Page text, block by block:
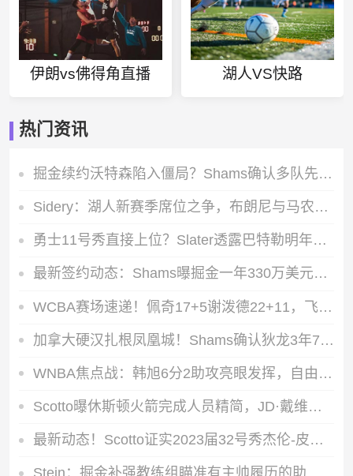
伊朗vs佛得角直播 湖人VS快路
热门资讯
掘金续约沃特森陷入僵局？Shams确认多队先签后换谈判仍在进行
Sidery：湖人新赛季席位之争，布朗尼与马农的最后一个轮换名额对决
勇士11号秀直接上位？Slater透露巴特勒明年2月复出，伦德伯格获重点培养
最新签约动态：Shams曝掘金一年330万美元拿下前马刺后卫朗尼-沃克
WCBA赛场速递！佩奇17+5谢泼德22+11，飞翼末节发力失误遭神秘人逆转
加拿大硬汉扎根凤凰城！Shams确认狄龙3年7300万提前续约太阳，铁血风格成队标
WNBA焦点战：韩旭6分2助攻亮眼发挥，自由人主场凭借斯图尔特28+8击败风暴
Scotto曝休斯顿火箭完成人员精简，JD·戴维森已不在阵中
最新动态！Scotto证实2023届32号秀杰伦-皮克特加盟快船，合同类型为双向合同